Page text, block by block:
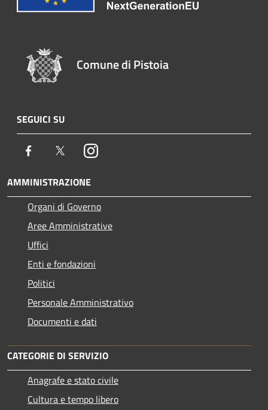
Comune di Pistoia
SEGUICI SU
Facebook TwitterInstagram
AMMINISTRAZIONE
Organi di Governo
Aree Amministrative
Uffici
Enti e fondazioni
Politici
Personale Amministrativo
Documenti e dati
CATEGORIE DI SERVIZIO
Anagrafe e stato civile
Cultura e tempo libero